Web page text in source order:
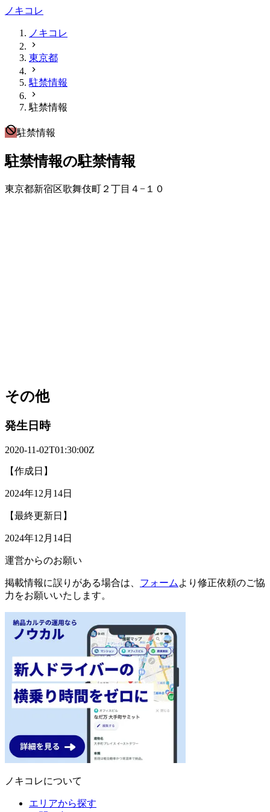
ノキコレ
ノキコレ
東京都
駐禁情報
駐禁情報
駐禁情報
駐禁情報の駐禁情報
東京都新宿区歌舞伎町２丁目４−１０
その他
発生日時
2020-11-02T01:30:00Z
【作成日】
2024年12月14日
【最終更新日】
2024年12月14日
運営からのお願い
掲載情報に誤りがある場合は、 フォーム より修正依頼のご協
力をお願いいたします。
ノキコレについて
エリアから探す